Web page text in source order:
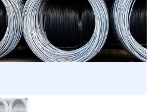
Next